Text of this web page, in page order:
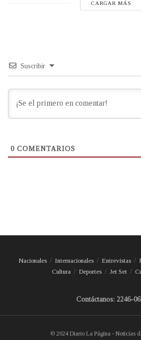
CARGAR MÁS
Suscribir
0 COMENTARIOS
Nacionales Internacionales Entrevistas
Cultura
Deportes Jet Set
Contáctanos: 2246-
© 2024 Diario La Página - Noticias